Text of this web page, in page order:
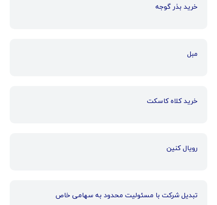
خرید بذر گوجه
مبل
خرید کلاه کاسکت
رویال کنین
تبدیل شرکت با مسئولیت محدود به سهامی خاص